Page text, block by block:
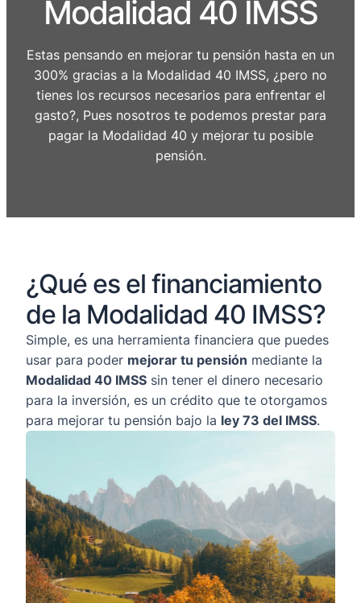
Modalidad 40 IMSS
Estas pensando en mejorar tu pensión hasta en un
300% gracias a la Modalidad 40 IMSS, ¿pero no
tienes los recursos necesarios para enfrentar el
gasto?, Pues nosotros te podemos prestar para
pagar la Modalidad 40 y mejorar tu posible
pensión.
¿Qué es el financiamiento
de la Modalidad 40 IMSS?
Simple, es una herramienta financiera que puedes
usar para poder mejorar tu pensión mediante la
Modalidad 40 IMSS sin tener el dinero necesario
para la inversión, es un crédito que te otorgamos
para mejorar tu pensión bajo la ley 73 del IMSS.